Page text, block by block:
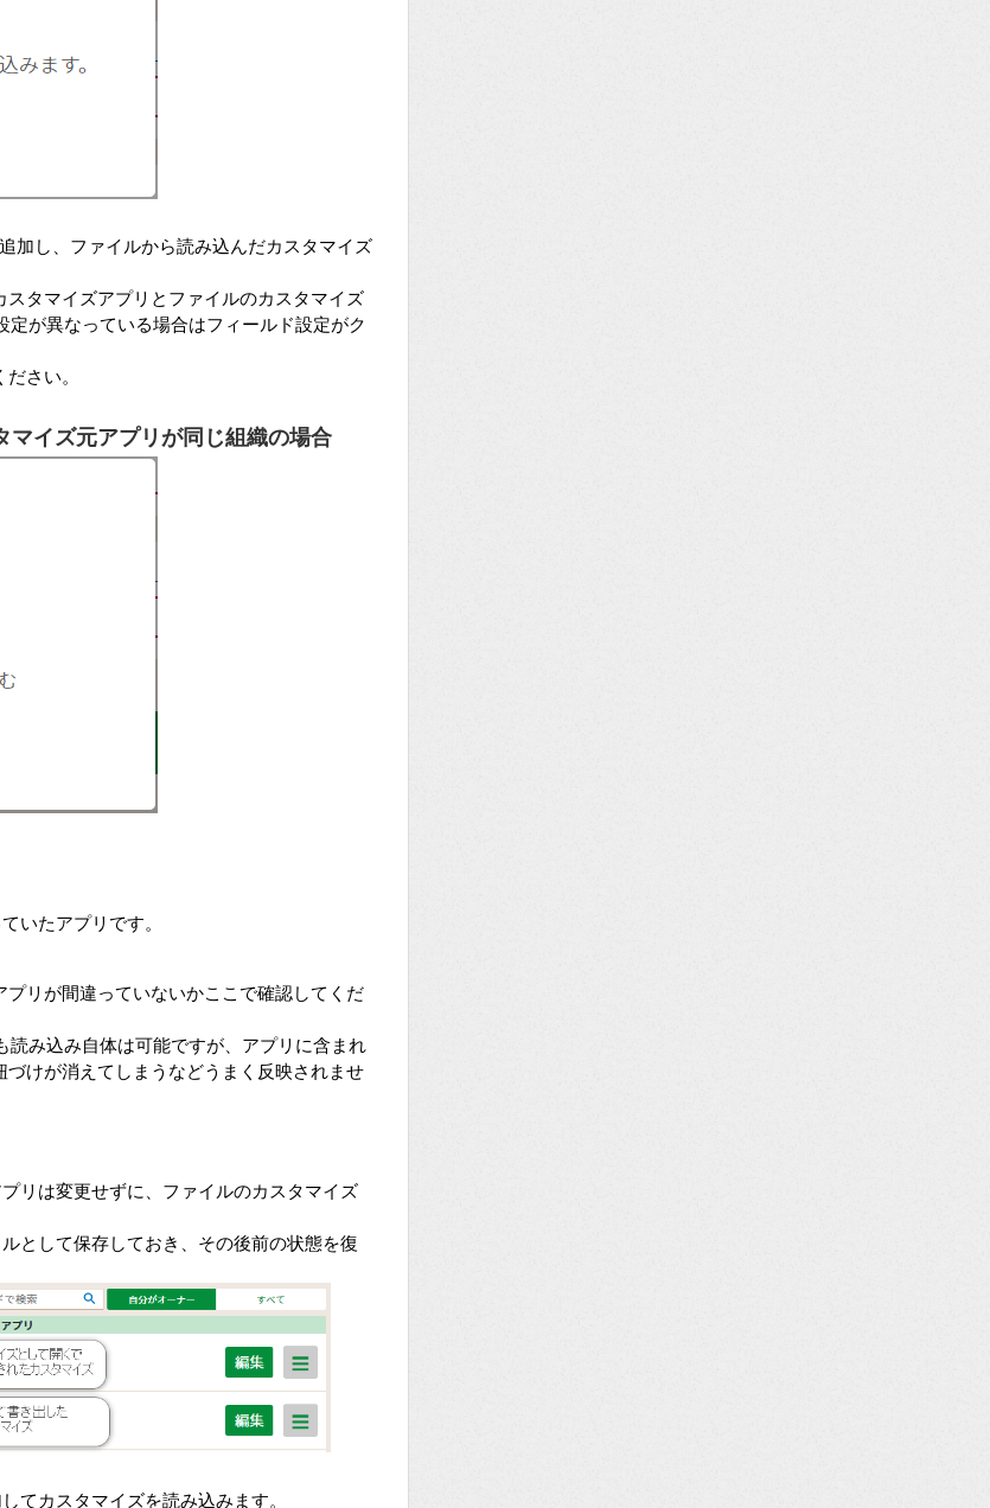
加し、ファイルから読み込んだカスタマイズ
タマイズアプリとファイルのカスタマイズ
が異なっている場合はフィールド設定がク
さい。
イズ元アプリが同じ組織の場合
いたアプリです。
リが間違っていないかここで確認してくだ
読み込み自体は可能ですが、アプリに含まれ
けが消えてしまうなどうまく反映されませ
リは変更せずに、ファイルのカスタマイズ
として保存しておき、その後前の状態を復
てカスタマイズを読み込みます。